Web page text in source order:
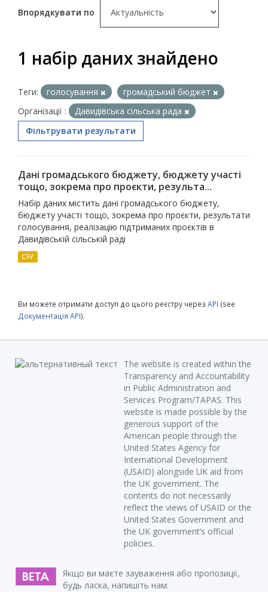
Впорядкувати по
1 набір даних знайдено
Теги: голосування
громадський бюджет
Організації :
Давидівська сільська рада
Фільтрувати результати
Дані громадського бюджету, бюджету участі
тощо, зокрема про проєкти, результа...
Набір даних містить дані громадського бюджету,
бюджету участі тощо, зокрема про проєкти, результати
голосування, реалізацію підтриманих проєктів в
Давидівській сільській раді
CSV
Ви можете отримати доступ до цього реєстру через API (see
Документація API).
The website is created within the
Transparency and Accountability
in Public Administration and
Services Program/TAPAS. This
website is made possible by the
generous support of the
American people through the
United States Agency for
International Development
(USAID) alongside UK aid from
the UK government. The
contents do not necessarily
reflect the views of USAID or the
United States Government and
the UK government’s official
policies.
Якщо ви маєте зауваження або пропозиції,
будь ласка, напишіть нам: